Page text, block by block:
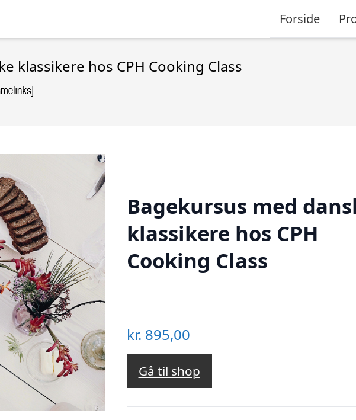
Forside
klassikere hos CPH Cooking Class
Bagekursus med
klassikere hos CPH
Cooking Class
kr. 895,00
Gå til shop